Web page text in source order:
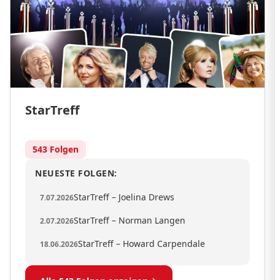
StarTreff
543 Folgen
NEUESTE FOLGEN:
7.07.2026StarTreff – Joelina Drews
2.07.2026StarTreff – Norman Langen
18.06.2026StarTreff – Howard Carpendale